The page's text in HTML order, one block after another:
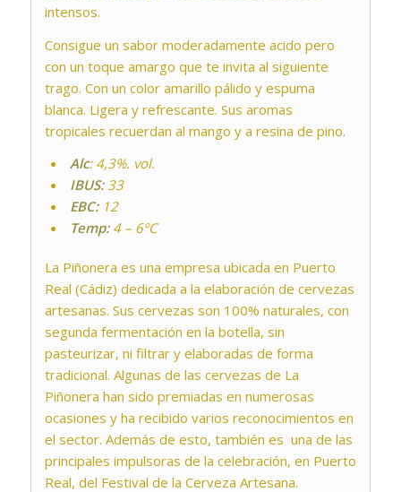
intensos.
Consigue un sabor moderadamente acido pero
con un toque amargo que te invita al siguiente
trago. Con un color amarillo pálido y espuma
blanca. Ligera y refrescante. Sus aromas
tropicales recuerdan al mango y a resina de pino.
Alc: 4,3%. vol.
IBUS:33
EBC:12
Temp:4 – 6ºC
La Piñonera es una empresa ubicada en Puerto
Real (Cádiz) dedicada a la elaboración de cervezas
artesanas. Sus cervezas son 100% naturales, con
segunda fermentación en la botella, sin
pasteurizar, ni filtrar y elaboradas de forma
tradicional. Algunas de las cervezas de La
Piñonera han sido premiadas en numerosas
ocasiones y ha recibido varios reconocimientos en
el sector. Además de esto, también es una de las
principales impulsoras de la celebración, en Puerto
Real, del Festival de la Cerveza Artesana.